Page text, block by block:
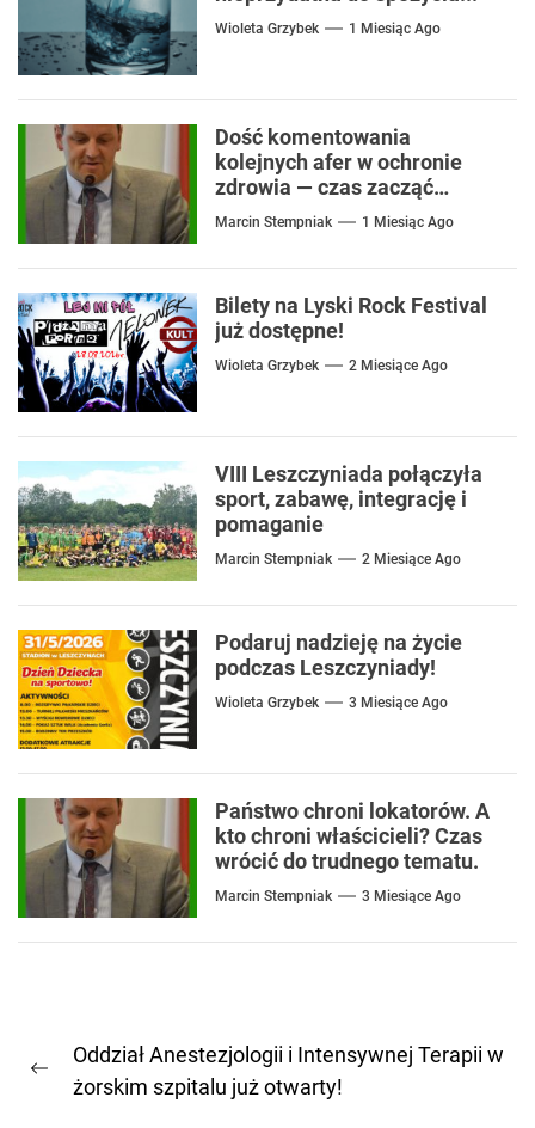
Wioleta Grzybek 1 Miesiąc Ago
Dość komentowania
kolejnych afer w ochronie
zdrowia — czas zacząć
mówić o rozwiązaniach
Marcin Stempniak 1 Miesiąc Ago
Bilety na Lyski Rock Festival
już dostępne!
Wioleta Grzybek 2 Miesiące Ago
VIII Leszczyniada połączyła
sport, zabawę, integrację i
pomaganie
Marcin Stempniak 2 Miesiące Ago
Podaruj nadzieję na życie
podczas Leszczyniady!
Wioleta Grzybek 3 Miesiące Ago
Państwo chroni lokatorów. A
kto chroni właścicieli? Czas
wrócić do trudnego tematu.
Marcin Stempniak 3 Miesiące Ago
wpisu
Previous
Oddział Anestezjologii i Intensywnej Terapii w
żorskim szpitalu już otwarty!